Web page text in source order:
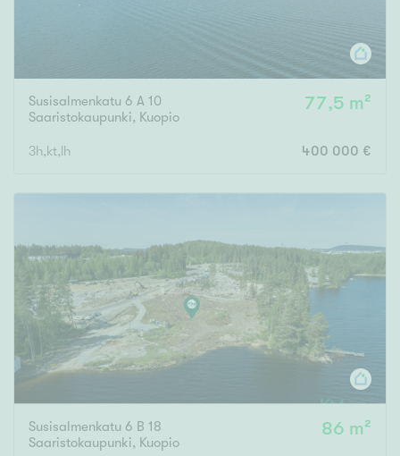
Susisalmenkatu 6 A 10
Saaristokaupunki, Kuopio
77,5 m²
3h,kt,lh 400 000 €
Susisalmenkatu 6 B 18
Saaristokaupunki, Kuopio
86 m²